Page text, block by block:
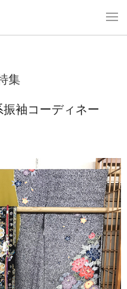
集
袖コーディネー